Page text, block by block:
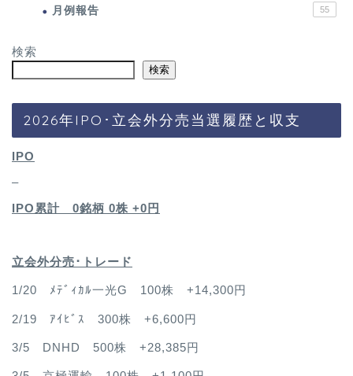
月例報告 55
検索
検索
2026年IPO･立会外分売当選履歴と収支
IPO
–
IPO累計 0銘柄 0株 +0円
立会外分売･トレード
1/20 ﾒﾃﾞｨｶﾙ一光G 100株 +14,300円
2/19 ｱｲﾋﾞｽ 300株 +6,600円
3/5 DNHD 500株 +28,385円